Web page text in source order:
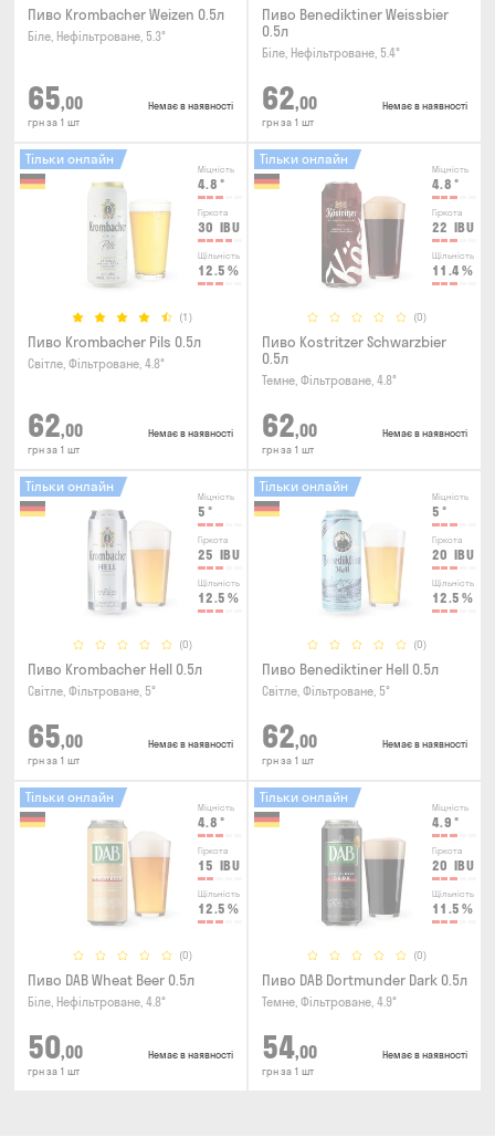
Пиво Krombacher Weizen 0.5л
Біле, Нефільтроване, 5.3°
65,00
грн за 1 шт
Немає в наявності
Пиво Benediktiner Weissbier
0.5л
Біле, Нефільтроване, 5.4°
62,00
грн за 1 шт
Немає в наявності
Міцність
4.8 °
Гіркота
30 IBU
Щільність
12.5 %
(1)
Тільки онлайн
Пиво Krombacher Pils 0.5л
Світле, Фільтроване, 4.8°
62,00
грн за 1 шт
Немає в наявності
Міцність
4.8 °
Гіркота
22 IBU
Щільність
11.4 %
(0)
Тільки онлайн
Пиво Kostritzer Schwarzbier
0.5л
Темне, Фільтроване, 4.8°
62,00
грн за 1 шт
Немає в наявності
Міцність
5 °
Гіркота
25 IBU
Щільність
12.5 %
(0)
Тільки онлайн
Пиво Krombacher Hell 0.5л
Світле, Фільтроване, 5°
65,00
грн за 1 шт
Немає в наявності
Міцність
5 °
Гіркота
20 IBU
Щільність
12.5 %
(0)
Тільки онлайн
Пиво Benediktiner Hell 0.5л
Світле, Фільтроване, 5°
62,00
грн за 1 шт
Немає в наявності
Міцність
4.8 °
Гіркота
15 IBU
Щільність
12.5 %
(0)
Тільки онлайн
Пиво DAB Wheat Beer 0.5л
Біле, Нефільтроване, 4.8°
50,00
грн за 1 шт
Немає в наявності
Міцність
4.9 °
Гіркота
20 IBU
Щільність
11.5 %
(0)
Тільки онлайн
Пиво DAB Dortmunder Dark 0.5л
Темне, Фільтроване, 4.9°
54,00
грн за 1 шт
Немає в наявності